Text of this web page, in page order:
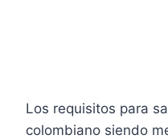
Los requisitos para
colombiano siendo